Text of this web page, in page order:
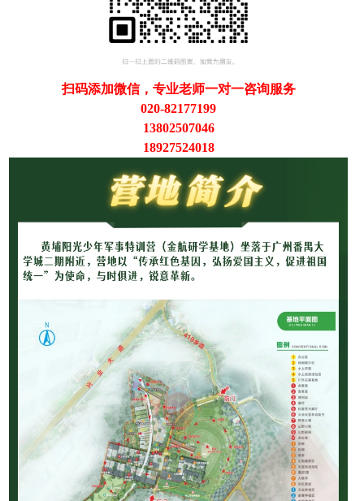
扫码添加微信，专业老师一对一咨询服务
020-82177199
13802507046
18927524018